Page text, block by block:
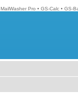
MailWasher Pro • GS-Calc • GS-